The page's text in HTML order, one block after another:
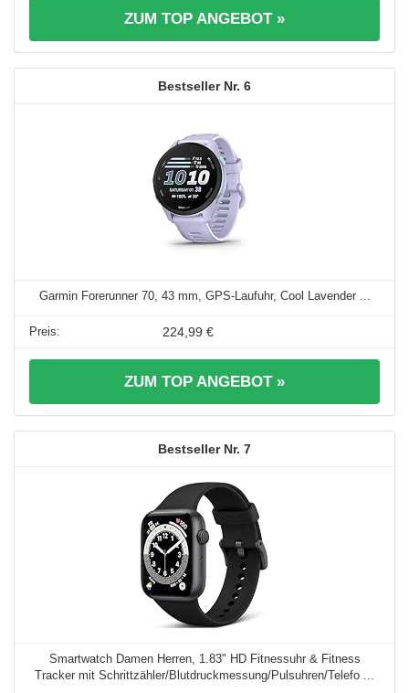
ZUM TOP ANGEBOT »
6
Garmin Forerunner 70, 43 mm, GPS-Laufuhr, Cool Lavender ...
224,99 €
ZUM TOP ANGEBOT »
7
Smartwatch Damen Herren, 1.83" HD Fitnessuhr & Fitness
Tracker mit Schrittzähler/Blutdruckmessung/Pulsuhren/Telefo ...